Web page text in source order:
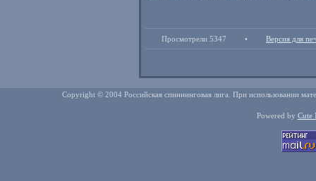
Просмотрели 5347 • Версия для
Copyright © 2004 Российская спиннинговая лига. При использовании
Powered by Cute